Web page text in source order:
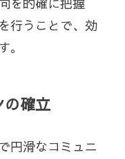
行うことで、効
の確立
円滑なコミュニ